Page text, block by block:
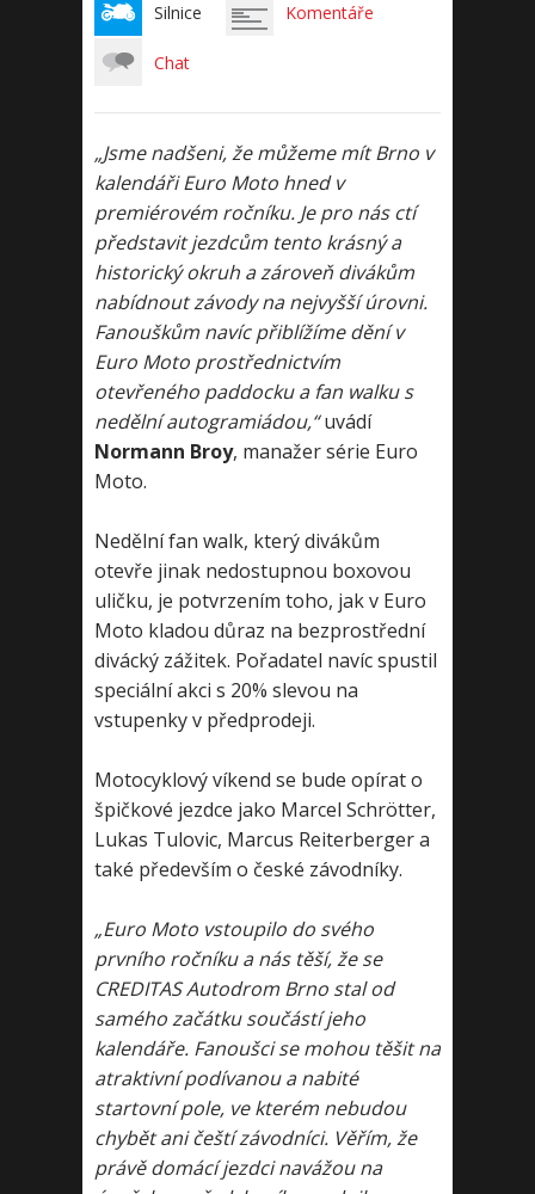
Silnice Komentáře
Chat
„Jsme nadšeni, že můžeme mít Brno v
kalendáři Euro Moto hned v
premiérovém ročníku. Je pro nás ctí
představit jezdcům tento krásný a
historický okruh a zároveň divákům
nabídnout závody na nejvyšší úrovni.
Fanouškům navíc přiblížíme dění v
Euro Moto prostřednictvím
otevřeného paddocku a fan walku s
nedělní autogramiádou,“uvádí
Normann Broy, manažer série Euro
Moto.
Nedělní fan walk, který divákům
otevře jinak nedostupnou boxovou
uličku, je potvrzením toho, jak v Euro
Moto kladou důraz na bezprostřední
divácký zážitek. Pořadatel navíc spustil
speciální akci s 20% slevou na
vstupenky v předprodeji.
Motocyklový víkend se bude opírat o
špičkové jezdce jako Marcel Schrötter,
Lukas Tulovic, Marcus Reiterberger a
také především o české závodníky.
„Euro Moto vstoupilo do svého
prvního ročníku a nás těší, že se
CREDITAS Autodrom Brno stal od
samého začátku součástí jeho
kalendáře. Fanoušci se mohou těšit na
atraktivní podívanou a nabité
startovní pole, ve kterém nebudou
chybět ani čeští závodníci. Věřím, že
právě domácí jezdci navážou na